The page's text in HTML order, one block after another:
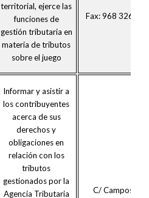
territorial, ejerce las
funciones de
gestión tributaria en
materia de tributos
sobre el juego
Fax: 968 326616
Informar y asistir a
los contribuyentes
acerca de sus
derechos y
obligaciones en
relación con los
tributos
gestionados por la
Agencia Tributaria
C/ Campos 4